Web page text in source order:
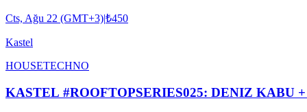
Cts, Ağu 22 (GMT+3)|₺450
Kastel
HOUSETECHNO